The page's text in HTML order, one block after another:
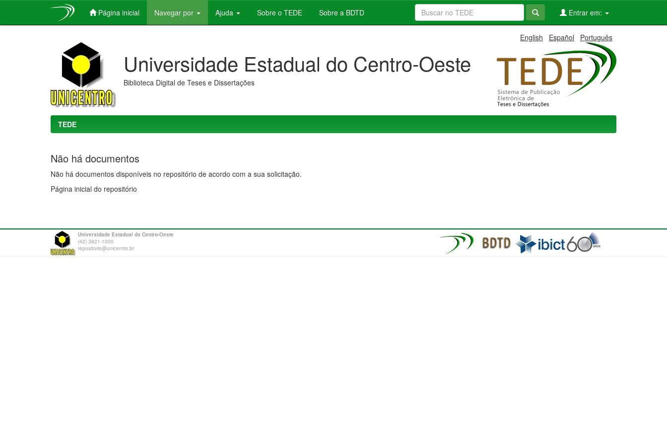
Página inicial Navegar por Ajuda Sobre o TEDE Sobre a BDTD Entrar em:
English Español Português
Universidade Estadual do Centro-Oeste
Biblioteca Digital de Teses e Dissertações
TEDE
Não há documentos
Não há documentos disponíveis no repositório de acordo com a sua solicitação.
Página inicial do repositório
Universidade Estadual do Centro-Oeste
(42) 3621-1000
repositorio@unicentro.br